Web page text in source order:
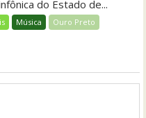
do Estado de...
Música Ouro Preto